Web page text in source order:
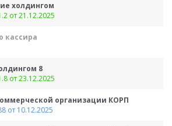
холдингом
от 21.12.2025
кассира
8
от 23.12.2025
организации КОРП
от 10.12.2025